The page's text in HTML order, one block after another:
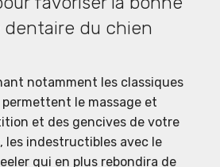
du chien
notamment les classiques
permettent le massage et
et des gencives de votre
indestructibles avec le
qui en plus rebondira de